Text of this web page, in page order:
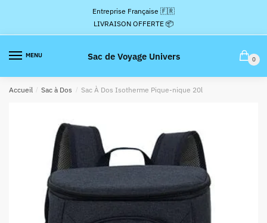
la
navigation
contenu
Entreprise Française 🇫🇷
LIVRAISON OFFERTE 📦
MENU Sac de Voyage Univers 0
Accueil / Sac à Dos / Sac À Dos Isotherme Pique-nique 20l